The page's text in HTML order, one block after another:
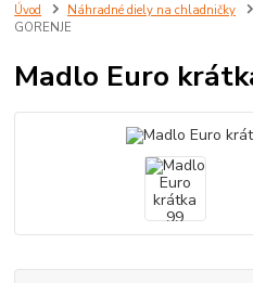
Úvod Náhradné diely na chladničky
GORENJE
Madlo Euro